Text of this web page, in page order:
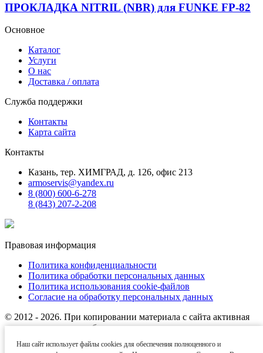
ПРОКЛАДКА NITRIL (NBR) для FUNKE FP-82
Наш сайт использует файлы cookies для обеспечения полноценного и
Основное
Каталог
Услуги
О нас
Доставка / оплата
Служба поддержки
Контакты
Карта сайта
Контакты
Казань, тер. ХИМГРАД, д. 126, офис 213
armoservis@yandex.ru
8 (800) 600-6-278
8 (843) 207-2-208
Правовая информация
Политика конфиденциальности
Политика обработки персональных данных
Политика использования cookie-файлов
Согласие на обработку персональных данных
© 2012 - 2026. При копировании материала с сайта активная
ссылка на источник обязательна.
Названия производителей, компаний и товарные знаки